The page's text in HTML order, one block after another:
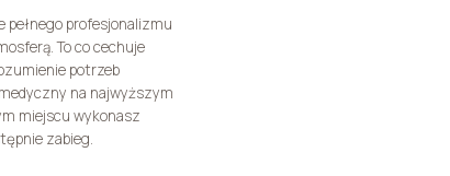
pełnego profesjonalizmu
To co cechuje
potrzeb
na najwyższym
miejscu wykonasz
zabieg.